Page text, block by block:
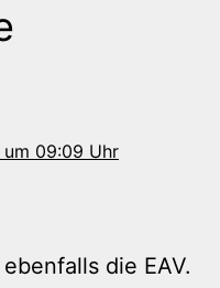
09:09 Uhr
die EAV.